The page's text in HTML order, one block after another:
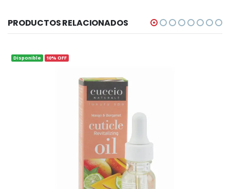
PRODUCTOS RELACIONADOS
Disponible 10% OFF